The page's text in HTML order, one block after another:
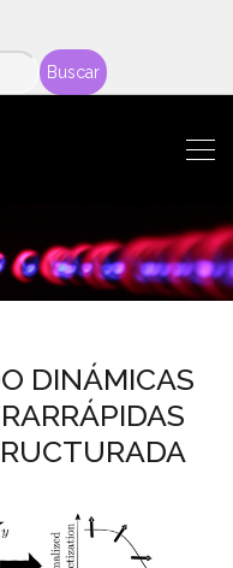
Buscar
DINÁMICAS